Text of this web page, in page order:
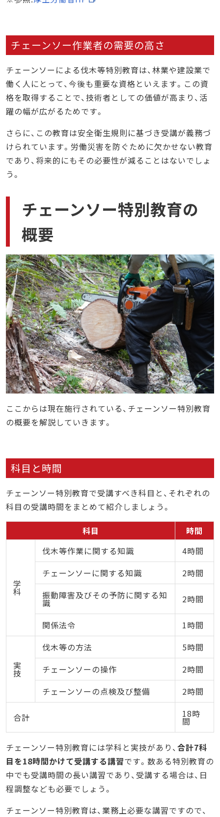
チェーンソー作業者の需要の高さ
チェーンソーによる伐木等特別教育は、林業や建設業で
働く人にとって、今後も重要な資格といえます。この資
格を取得することで、技術者としての価値が高まり、活
躍の幅が広がるためです。
さらに、この教育は安全衛生規則に基づき受講が義務づ
けられています。労働災害を防ぐために欠かせない教育
であり、将来的にもその必要性が減ることはないでしょ
う。
チェーンソー特別教育の
概要
ここからは現在施行されている、チェーンソー特別教育
の概要を解説していきます。
科目と時間
チェーンソー特別教育で受講すべき科目と、それぞれの
科目の受講時間をまとめて紹介しましょう。
科目 時間
学
科
伐木等作業に関する知識
4時間
チェーンソーに関する知識
2時間
振動障害及びその予防に関する知
識 2時間
関係法令 1時間
実
技
伐木等の方法
5時間
チェーンソーの操作
2時間
チェーンソーの点検及び整備
2時間
合計 18時
間
チェーンソー特別教育には学科と実技があり、 合計7科
目を18時間かけて受講する講習です。数ある特別教育の
中でも受講時間の長い講習であり、受講する場合は、日
程調整なども必要でしょう。
チェーンソー特別教育は、業務上必要な講習ですので、